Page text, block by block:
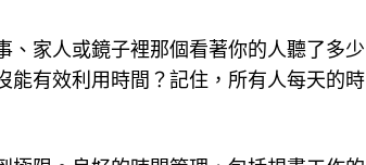
、家人或鏡子裡那個看著你的人聽了多少
能有效利用時間？記住，所有人每天的時